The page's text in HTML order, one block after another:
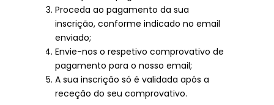
Proceda ao pagamento da sua
inscrição, conforme indicado no email
enviado;
Envie-nos o respetivo comprovativo de
pagamento para o nosso email;
A sua inscrição só é validada após a
receção do seu comprovativo.